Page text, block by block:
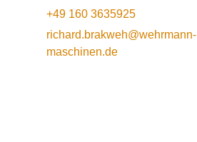
+49 160 3635925
richard.brakweh@wehrmann-
maschinen.de